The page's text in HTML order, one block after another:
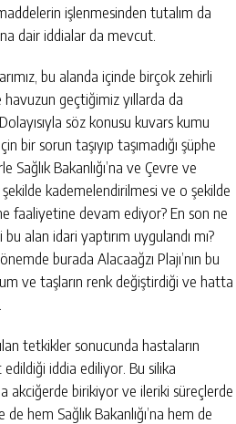
işlenmesinden tutalım da
dair iddialar da mevcut.
bu alanda içinde birçok zehirli
geçtiğimiz yıllarda da
söz konusu kuvars kumu
bir sorun taşıyıp taşımadığı şüphe
Bakanlığı’na ve Çevre ve
şekilde kademelendirilmesi ve o şekilde
faaliyetine devam ediyor? En son ne
alan idari yaptırım uygulandı mı?
burada Alacaağzı Plajı’nın bu
ve taşların renk değiştirdiği ve hatta
tetkikler sonucunda hastaların
iddia ediliyor. Bu silika
akciğerde birikiyor ve ileriki süreçlerde
hem Sağlık Bakanlığı’na hem de
GÜNLÜK HABER AKIŞI
VE
ZTSO’DA BİR ARAYA